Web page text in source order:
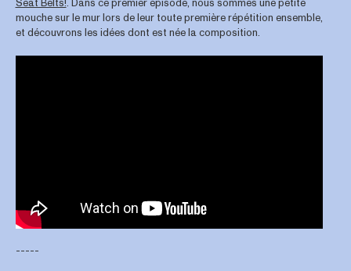
mouche sur le mur lors de leur toute première répétition ensemble,
et découvrons les idées dont est née la composition.
-----